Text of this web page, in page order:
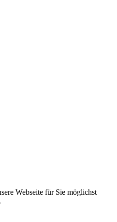
Webseite für Sie möglichst